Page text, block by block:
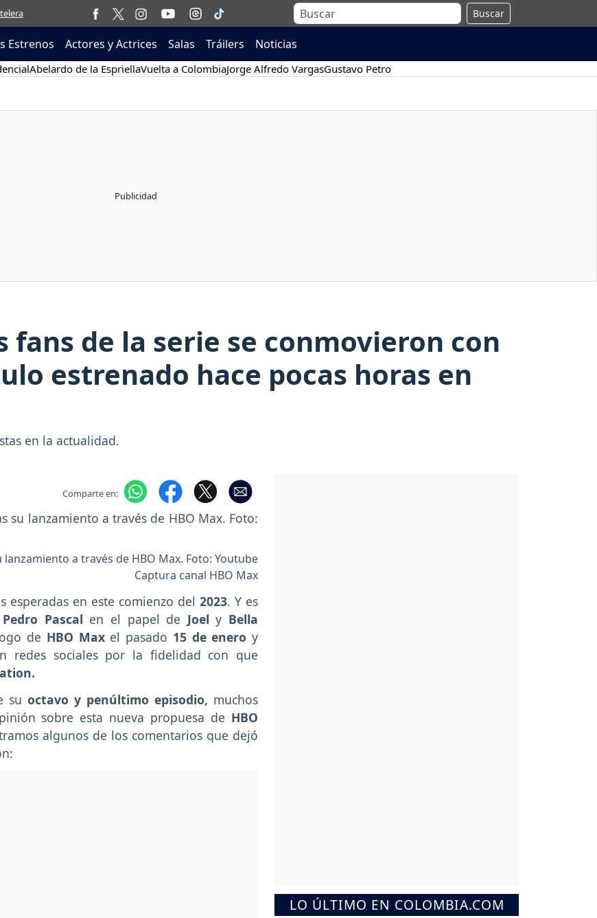
Buscar
Estrenos Actores y Actrices Salas Tráilers Noticias
Abelardo de la EspriellaVuelta a ColombiaJorge Alfredo VargasGustavo Petro
fans de la serie se conmovieron con
estrenado hace pocas horas en
en la actualidad.
Comparte en:
a través de HBO Max. Foto: Youtube
Captura canal HBO Max
esperadas en este comienzo del 2023. Y es
Pedro Pascal en el papel de Joel y Bella
de HBO Maxel pasado 15 de enero y
redes sociales por la fidelidad con que
suoctavo y penúltimo episodio, muchos
sobre esta nueva propuesa de HBO
algunos de los comentarios que dejó
LO ÚLTIMO EN COLOMBIA.COM